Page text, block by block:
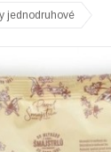
jednodruhové